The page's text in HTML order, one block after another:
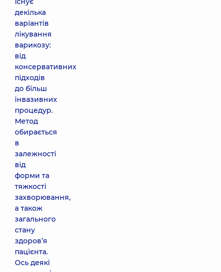
декілька
варіантів
лікування
варикозу:
від
консервативних
підходів
до більш
інвазивних
процедур.
Метод
обирається
в
залежності
від
форми та
тяжкості
захворювання,
а також
загального
стану
здоров’я
пацієнта.
Ось деякі